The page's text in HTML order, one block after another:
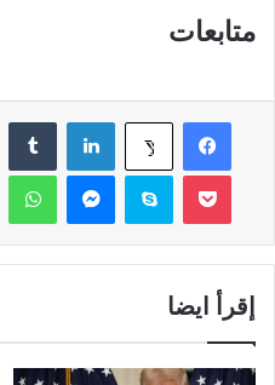
متابعات
فيسبوك ‫X لينكدإن
سكايب
إقرأ ايضا